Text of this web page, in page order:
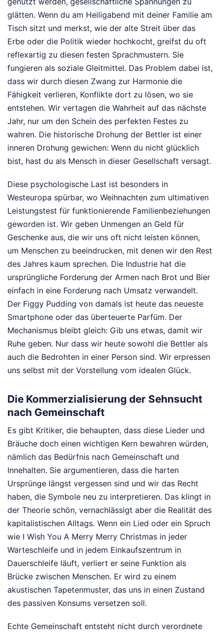
glätten. Wenn du am Heiligabend mit deiner Familie am
Tisch sitzt und merkst, wie der alte Streit über das
Erbe oder die Politik wieder hochkocht, greifst du oft
reflexartig zu diesen festen Sprachmustern. Sie
fungieren als soziale Gleitmittel. Das Problem dabei ist,
dass wir durch diesen Zwang zur Harmonie die
Fähigkeit verlieren, Konflikte dort zu lösen, wo sie
entstehen. Wir vertagen die Wahrheit auf das nächste
Jahr, nur um den Schein des perfekten Festes zu
wahren. Die historische Drohung der Bettler ist einer
inneren Drohung gewichen: Wenn du nicht glücklich
bist, hast du als Mensch in dieser Gesellschaft versagt.
Diese psychologische Last ist besonders in
Westeuropa spürbar, wo Weihnachten zum ultimativen
Leistungstest für funktionierende Familienbeziehungen
geworden ist. Wir geben Unmengen an Geld für
Geschenke aus, die wir uns oft nicht leisten können,
um Menschen zu beeindrucken, mit denen wir den Rest
des Jahres kaum sprechen. Die Industrie hat die
ursprüngliche Forderung der Armen nach Brot und Bier
einfach in eine Forderung nach Umsatz verwandelt.
Der Figgy Pudding von damals ist heute das neueste
Smartphone oder das überteuerte Parfüm. Der
Mechanismus bleibt gleich: Gib uns etwas, damit wir
Ruhe geben. Nur dass wir heute sowohl die Bettler als
auch die Bedrohten in einer Person sind. Wir erpressen
uns selbst mit der Vorstellung vom idealen Glück.
Die Kommerzialisierung der Sehnsucht
nach Gemeinschaft
Es gibt Kritiker, die behaupten, dass diese Lieder und
Bräuche doch einen wichtigen Kern bewahren würden,
nämlich das Bedürfnis nach Gemeinschaft und
Innehalten. Sie argumentieren, dass die harten
Ursprünge längst vergessen sind und wir das Recht
haben, die Symbole neu zu interpretieren. Das klingt in
der Theorie schön, vernachlässigt aber die Realität des
kapitalistischen Alltags. Wenn ein Lied oder ein Spruch
wie I Wish You A Merry Merry Christmas in jeder
Warteschleife und in jedem Einkaufszentrum in
Dauerschleife läuft, verliert er seine Funktion als
Brücke zwischen Menschen. Er wird zu einem
akustischen Tapetenmuster, das uns in einen Zustand
des passiven Konsums versetzen soll.
Echte Gemeinschaft entsteht nicht durch verordnete